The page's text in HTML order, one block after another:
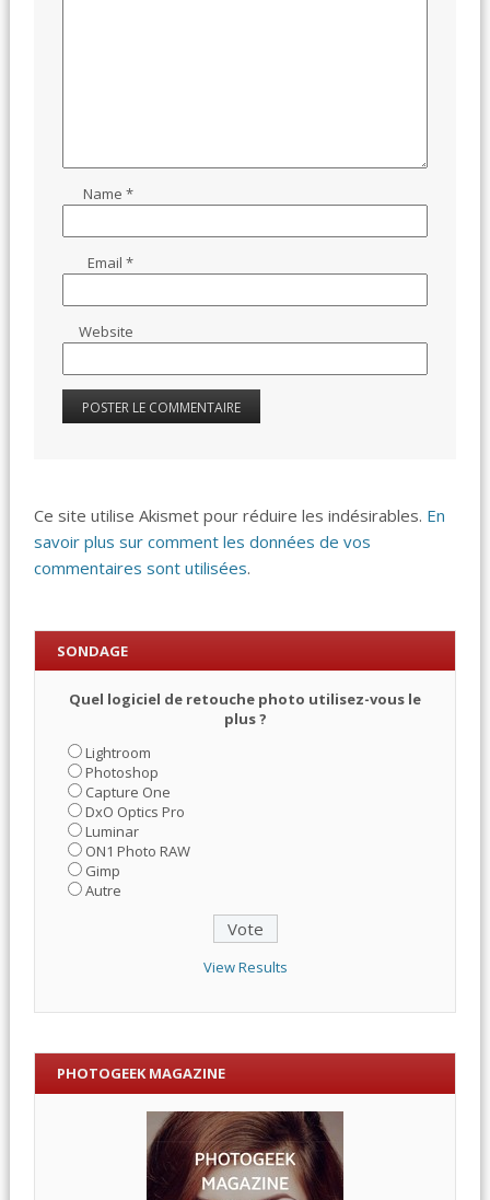
Name*
Email*
Website
Ce site utilise Akismet pour réduire les indésirables. En
savoir plus sur comment les données de vos
commentaires sont utilisées.
SONDAGE
Quel logiciel de retouche photo utilisez-vous le
plus ?
Lightroom
Photoshop
Capture One
DxO Optics Pro
Luminar
ON1 Photo RAW
Gimp
Autre
View Results
PHOTOGEEK MAGAZINE